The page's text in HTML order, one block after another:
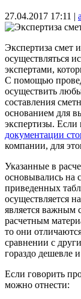
27.04.2017 17:11 |
Экспертиза смет
осуществляться
экспертами,
С помощью
осуществить
составления
основанием для
экспертизы.
документации
компании, для
Указанные в
основывались на
приведенных
осуществляется
является важным
расчетным
то они
сравнении с
гораздо дешевле
Если говорить
можно отнести: